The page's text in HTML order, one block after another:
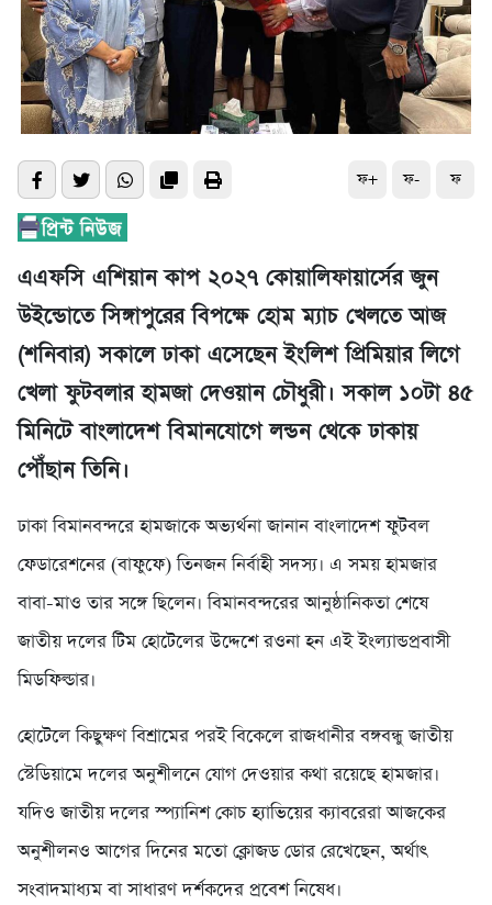
ফ+ ফ- ফ
এএফসি এশিয়ান কাপ ২০২৭ কোয়ালিফায়ার্সের জুন
উইন্ডোতে সিঙ্গাপুরের বিপক্ষে হোম ম্যাচ খেলতে আজ
(শনিবার) সকালে ঢাকা এসেছেন ইংলিশ প্রিমিয়ার লিগে
খেলা ফুটবলার হামজা দেওয়ান চৌধুরী। সকাল ১০টা ৪৫
মিনিটে বাংলাদেশ বিমানযোগে লন্ডন থেকে ঢাকায়
পৌঁছান তিনি।
ঢাকা বিমানবন্দরে হামজাকে অভ্যর্থনা জানান বাংলাদেশ ফুটবল
ফেডারেশনের (বাফুফে) তিনজন নির্বাহী সদস্য। এ সময় হামজার
বাবা-মাও তার সঙ্গে ছিলেন। বিমানবন্দরের আনুষ্ঠানিকতা শেষে
জাতীয় দলের টিম হোটেলের উদ্দেশে রওনা হন এই ইংল্যান্ডপ্রবাসী
মিডফিল্ডার।
হোটেলে কিছুক্ষণ বিশ্রামের পরই বিকেলে রাজধানীর বঙ্গবন্ধু জাতীয়
স্টেডিয়ামে দলের অনুশীলনে যোগ দেওয়ার কথা রয়েছে হামজার।
যদিও জাতীয় দলের স্প্যানিশ কোচ হ্যাভিয়ের ক্যাবরেরা আজকের
অনুশীলনও আগের দিনের মতো ক্লোজড ডোর রেখেছেন, অর্থাৎ
সংবাদমাধ্যম বা সাধারণ দর্শকদের প্রবেশ নিষেধ।